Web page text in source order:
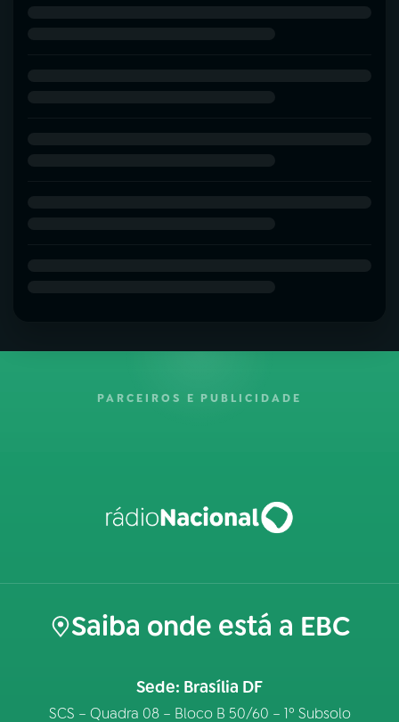
PARCEIROS E PUBLICIDADE
Saiba onde está a EBC
Sede: Brasília DF
SCS – Quadra 08 – Bloco B 50/60 – 1º Subsolo